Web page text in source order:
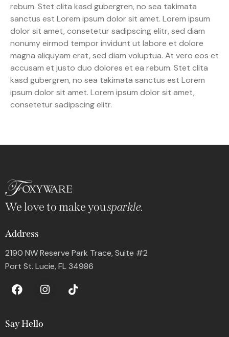
rebum. Stet clita kasd gubergren, no sea takimata
sanctus est Lorem ipsum dolor sit amet. Lorem ipsum
dolor sit amet, consetetur sadipscing elitr, sed diam
nonumy eirmod tempor invidunt ut labore et dolore
magna aliquyam erat, sed diam voluptua. At vero eos et
accusam et justo duo dolores et ea rebum. Stet clita
kasd gubergren, no sea takimata sanctus est Lorem
ipsum dolor sit amet. Lorem ipsum dolor sit amet,
consetetur sadipscing elitr.
We love to make yousparkle.
Address
2190 NW Reserve Park Trace, Suite #2
Port St. Lucie, FL 34986
Say Hello